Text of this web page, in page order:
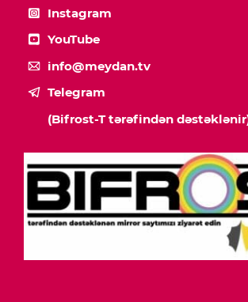
Instagram
YouTube
info@meydan.tv
Telegram
(Bifrost-T tərəfindən